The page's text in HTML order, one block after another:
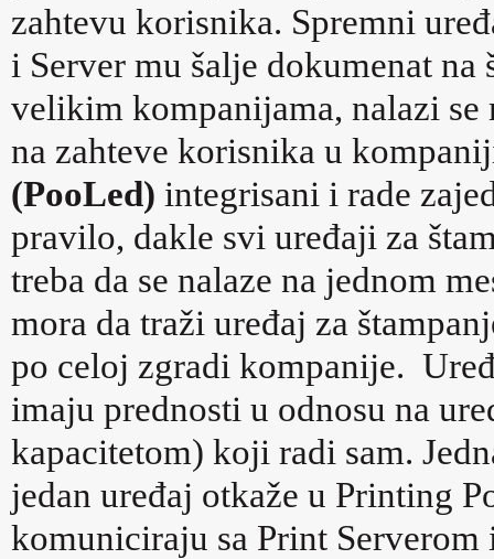
zahtevu korisnika. Spremni
i Server mu šalje dokumenat na
velikim kompanijama, nalazi
na zahteve korisnika u
(PooLed) integrisani i rade
pravilo, dakle svi uređaji za
treba da se nalaze na jednom
mora da traži uređaj za
po celoj zgradi kompanije.
imaju prednosti u odnosu na
kapacitetom) koji radi sam.
jedan uređaj otkaže u Printing
komuniciraju sa Print